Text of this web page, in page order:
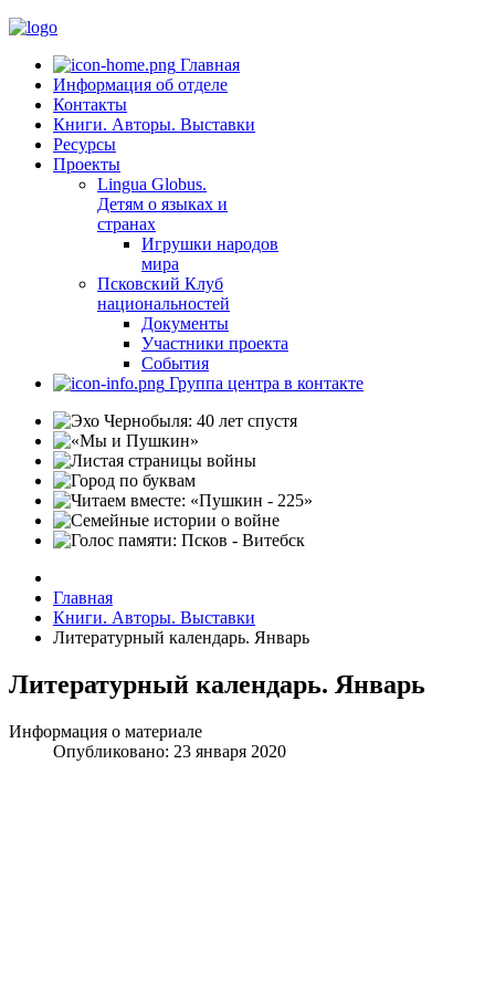
Главная
Информация об отделе
Контакты
Книги. Авторы. Выставки
Ресурсы
Проекты
Lingua Globus.
Детям о языках и
странах
Игрушки народов
мира
Псковский Клуб
национальностей
Документы
Участники проекта
События
Группа центра в контакте
Главная
Книги. Авторы. Выставки
Литературный календарь. Январь
Литературный календарь. Январь
Информация о материале
Опубликовано: 23 января 2020